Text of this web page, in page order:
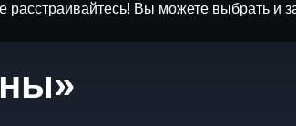
Вы можете выбрать и